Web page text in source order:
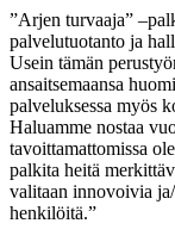
”Arjen turvaaja”
palvelutuotanto ja
Usein tämän
ansaitsemaansa
palveluksessa myös
Haluamme nostaa
tavoittamattomissa
palkita heitä
valitaan innovoivia
henkilöitä.”